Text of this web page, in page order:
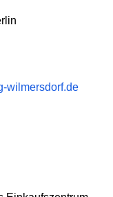
wilmersdorf.de